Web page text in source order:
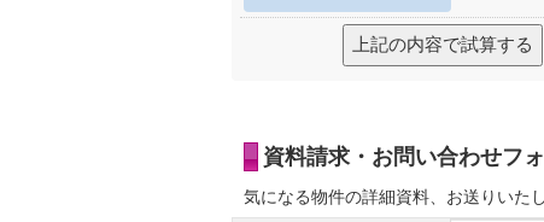
資料請求・お問い合わせフ
気になる物件の詳細資料、お送りいた